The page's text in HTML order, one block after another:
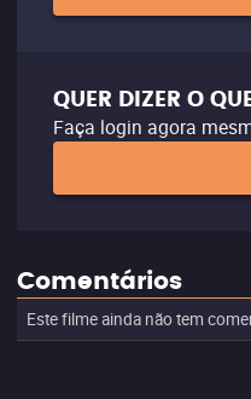
QUER DIZER O
Faça login agora
Comentários
Este filme ainda não tem